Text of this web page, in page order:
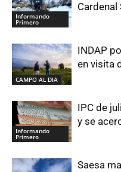
Informando
Primero
Cardenal
CAMPO AL DIA
INDAP
en visita
Informando
Primero
IPC de
y se
Saesa